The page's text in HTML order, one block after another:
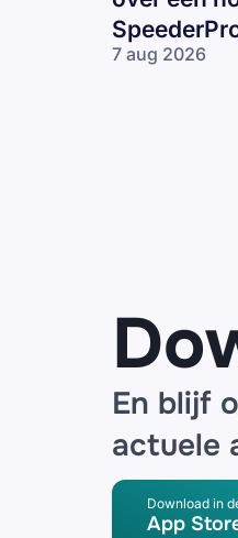
7 aug 2026
En blijf
actuele
Download in
App